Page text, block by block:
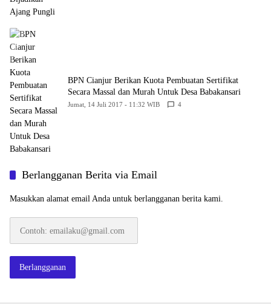
BPN Cianjur Berikan Kuota Pembuatan Sertifikat
Secara Massal dan Murah Untuk Desa Babakansari
Jumat, 14 Juli 2017 - 11:32 WIB 4
Berlangganan Berita via Email
Masukkan alamat email Anda untuk berlangganan berita kami.
emailaku@gmail.com
Berlangganan